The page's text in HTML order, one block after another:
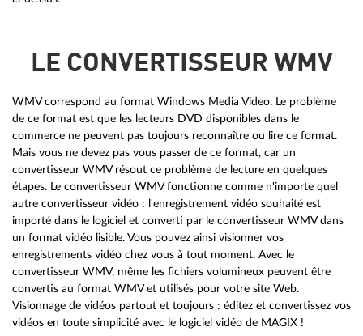
LE CONVERTISSEUR WMV
WMV correspond au format Windows Media Video. Le problème
de ce format est que les lecteurs DVD disponibles dans le
commerce ne peuvent pas toujours reconnaître ou lire ce format.
Mais vous ne devez pas vous passer de ce format, car un
convertisseur WMV résout ce problème de lecture en quelques
étapes. Le convertisseur WMV fonctionne comme n'importe quel
autre convertisseur vidéo : l'enregistrement vidéo souhaité est
importé dans le logiciel et converti par le convertisseur WMV dans
un format vidéo lisible. Vous pouvez ainsi visionner vos
enregistrements vidéo chez vous à tout moment. Avec le
convertisseur WMV, même les fichiers volumineux peuvent être
convertis au format WMV et utilisés pour votre site Web.
Visionnage de vidéos partout et toujours : éditez et convertissez vos
vidéos en toute simplicité avec le logiciel vidéo de MAGIX !